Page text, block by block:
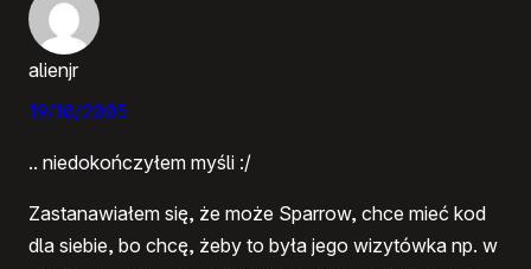
alienjr
19/10/2005
.. niedokończyłem myśli :/
Zastanawiałem się, że może Sparrow, chce mieć kod
dla siebie, bo chcę, żeby to była jego wizytówka np. w